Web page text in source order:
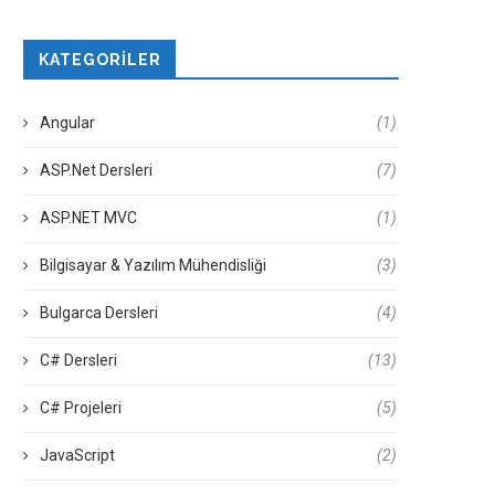
KATEGORILER
Angular (1)
ASP.Net Dersleri (7)
ASP.NET MVC (1)
Bilgisayar & Yazılım Mühendisliği (3)
Bulgarca Dersleri (4)
C# Dersleri (13)
C# Projeleri (5)
JavaScript (2)